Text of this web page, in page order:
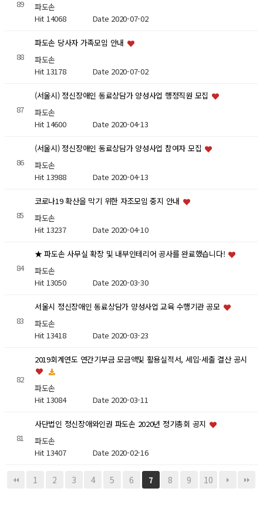
89
파도손
Hit 14068 Date 2020-07-02
88
파도손 당사자 가족모임 안내
파도손
Hit 13178 Date 2020-07-02
87
(서울시) 정신장애인 동료상담가 양성사업 행정직원 모집
파도손
Hit 14600 Date 2020-04-13
86
(서울시) 정신장애인 동료상담가 양성사업 참여자 모집
파도손
Hit 13988 Date 2020-04-13
85
코로나19 확산을 막기 위한 자조모임 중지 안내
파도손
Hit 13237 Date 2020-04-10
84
★ 파도손 사무실 확장 및 내부인테리어 공사를 완료했습니다!
파도손
Hit 13050 Date 2020-03-30
83
서울시 정신장애인 동료상담가 양성사업 교육 수행기관 공모
파도손
Hit 13418 Date 2020-03-23
82
2019회계연도 연간기부금 모금액및 활용실적서, 세입·세출 결산 공시
파도손
Hit 13084 Date 2020-03-11
81
사단법인 정신장애와인권 파도손 2020년 정기총회 공지
파도손
Hit 13407 Date 2020-02-16
1 2 3 4 5 6 7 8 9 10